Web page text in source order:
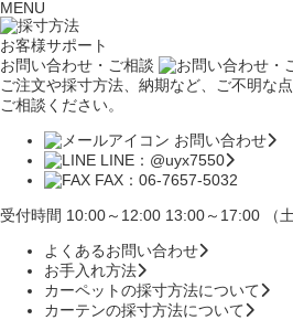
MENU
お客様サポート
お問い合わせ・ご相談
ご注文や採寸方法、納期など、ご不明な
ご相談ください。
お問い合わせ
LINE：@uyx7550
FAX：06-7657-5032
受付時間 10:00～12:00 13:00～17:00 （土
よくあるお問い合わせ
お手入れ方法
カーペットの採寸方法について
カーテンの採寸方法について